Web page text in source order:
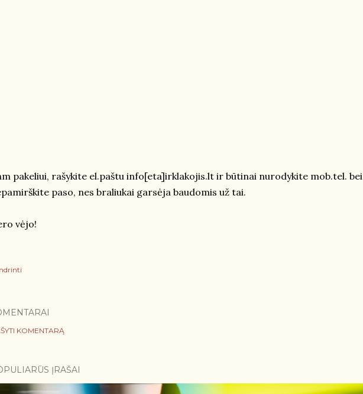
pakeliui, rašykite el.paštu info[eta]irklakojis.lt ir būtinai nurodykite mob.tel. bei
paso, nes braliukai garsėja baudomis už tai.
vėjo!
KOMENTARĄ
ĮRAŠAI